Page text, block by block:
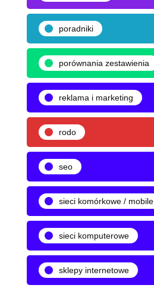
poradniki
porównania zestawienia
reklama i marketing
rodo
seo
sieci komórkowe / mobile
sieci komputerowe
sklepy internetowe